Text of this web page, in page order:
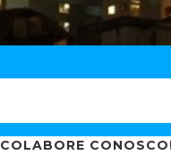
COLABORE